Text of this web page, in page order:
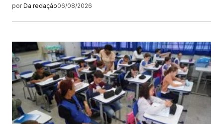
por Da redação06/08/2026